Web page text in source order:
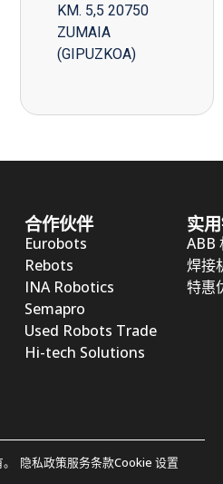
KM. 5,5 20750
ZUMAIA
(GIPUZKOA)
合作伙伴
Eurobots
Rebots
INA Robotics
Semapro
Used Robots Trade
Hi-tech Solutions
实
ABB
焊接
特惠
隐私政策服务条款Cookie 设置